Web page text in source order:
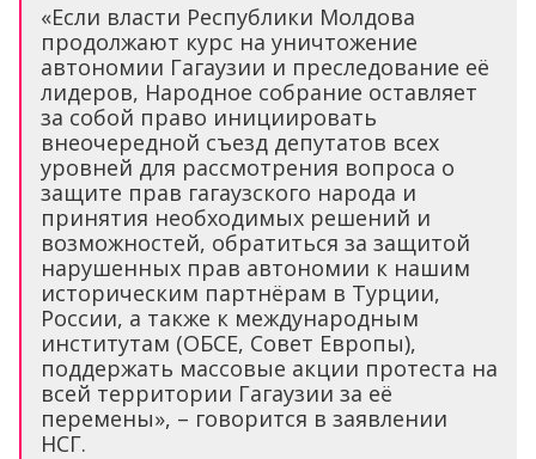
«Если власти Республики Молдова
продолжают курс на уничтожение
автономии Гагаузии и преследование её
лидеров, Народное собрание оставляет
за собой право инициировать
внеочередной съезд депутатов всех
уровней для рассмотрения вопроса о
защите прав гагаузского народа и
принятия необходимых решений и
возможностей, обратиться за защитой
нарушенных прав автономии к нашим
историческим партнёрам в Турции,
России, а также к международным
институтам (ОБСЕ, Совет Европы),
поддержать массовые акции протеста на
всей территории Гагаузии за её
перемены», – говорится в заявлении
НСГ.